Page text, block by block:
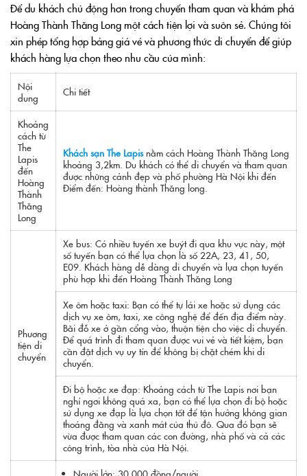
Để du khách chủ động hơn trong chuyến tham quan và khám phá
Hoàng Thành Thăng Long một cách tiện lợi và suôn sẻ. Chúng tôi
xin phép tổng hợp bảng giá vé và phương thức di chuyển để giúp
khách hàng lựa chọn theo nhu cầu của mình:
Nội
dung
Chi tiết
Khoảng
cách từ
The
Lapis
đến
Hoàng
Thành
Thăng
Long
Khách sạn The Lapisnằm cách Hoàng Thành Thăng Long
khoảng 3,2km. Du khách có thể di chuyển và tham quan
được những cảnh đẹp và phố phường Hà Nội khi đến
Điểm đến: Hoàng thành Thăng long.
Phương
tiện di
chuyển
Xe bus: Có nhiều tuyến xe buýt đi qua khu vực này, một
số tuyến bạn có thể lựa chọn là số 22A, 23, 41, 50,
E09. Khách hàng dễ dàng di chuyển và lựa chọn tuyến
phù hợp khi đến Hoàng Thành Thăng Long
Xe ôm hoặc taxi: Bạn có thể tự lái xe hoặc sử dụng các
dịch vụ xe ôm, taxi, xe công nghệ để đến địa điểm này.
Bãi đỗ xe ở gần cổng vào, thuận tiện cho việc di chuyển.
Để quá trình đi tham quan được vui vẻ và tiết kiệm, bạn
cần đặt dịch vụ uy tín để không bị chặt chém khi di
chuyển.
Đi bộ hoặc xe đạp: Khoảng cách từ The Lapis nơi bạn
nghỉ ngơi không quá xa, bạn có thể lựa chọn đi bộ hoặc
sử dụng xe đạp là lựa chọn tốt để tận hưởng không gian
thoáng đãng và xanh mát của thủ đô. Qua đó bạn sẽ
vừa được tham quan các con đường, nhà phố và cả các
công trình, tòa nhà của Hà Nội.